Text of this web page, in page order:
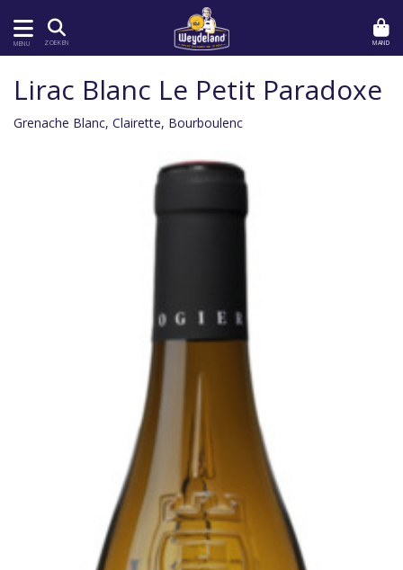
MENU ZOEKEN MAND
Lirac Blanc Le Petit Paradoxe
Grenache Blanc, Clairette, Bourboulenc